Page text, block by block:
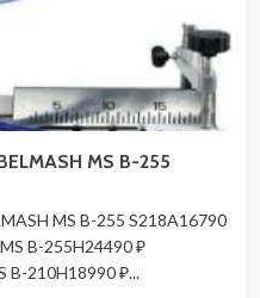
MS B-255
MS B-255 S218A16790
B-255H24490 ₽
210H18990 ₽...